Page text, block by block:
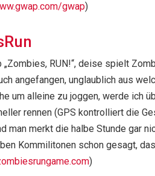
gwap)
„Zombies, RUN!“, deise spielt
angefangen, unglaublich aus
um alleine zu joggen, werde ich
rennen (GPS kontrolliert die
man merkt die halbe Stunde gar
Kommilitonen schon gesagt,
)